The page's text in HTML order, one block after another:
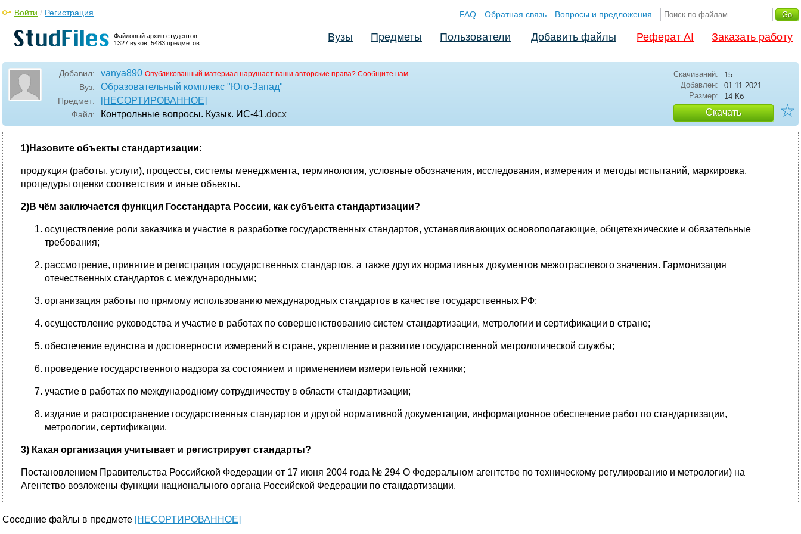
Файловый архив студентов.
1327 вузов, 5483 предметов.
Войти / Регистрация FAQ Обратная связь Вопросы и предложения
Вузы Предметы Пользователи Добавить файлы Реферат AI Заказать работу
Добавил: vanya890 Опубликованный материал нарушает ваши авторские права? Сообщите нам.
Вуз: Образовательный комплекс "Юго-Запад"
Предмет: [НЕСОРТИРОВАННОЕ]
Файл: Контрольные вопросы. Кузык. ИС-41.docx
Скачиваний:
15
Добавлен:
01.11.2021
Размер:
14 Кб
Скачать ☆
1)Назовите объекты стандартизации:
продукция (работы, услуги), процессы, системы менеджмента, терминология, условные обозначения, исследования, измерения и методы испытаний, маркировка,
процедуры оценки соответствия и иные объекты.
2)В чём заключается функция Госстандарта России, как субъекта стандартизации?
осуществление роли заказчика и участие в разработке государственных стандартов, устанавливающих основополагающие, общетехнические и обязательные
требования;
рассмотрение, принятие и регистрация государственных стандартов, а также других нормативных документов межотраслевого значения. Гармонизация
отечественных стандартов с международными;
организация работы по прямому использованию международных стандартов в качестве государственных РФ;
осуществление руководства и участие в работах по совершенствованию систем стандартизации, метрологии и сертификации в стране;
обеспечение единства и достоверности измерений в стране, укрепление и развитие государственной метрологической службы;
проведение государственного надзора за состоянием и применением измерительной техники;
участие в работах по международному сотрудничеству в области стандартизации;
издание и распространение государственных стандартов и другой нормативной документации, информационное обеспечение работ по стандартизации,
метрологии, сертификации.
3) Какая организация учитывает и регистрирует стандарты?
Постановлением Правительства Российской Федерации от 17 июня 2004 года № 294 О Федеральном агентстве по техническому регулированию и метрологии) на
Агентство возложены функции национального органа Российской Федерации по стандартизации.
Соседние файлы в предмете [НЕСОРТИРОВАННОЕ]